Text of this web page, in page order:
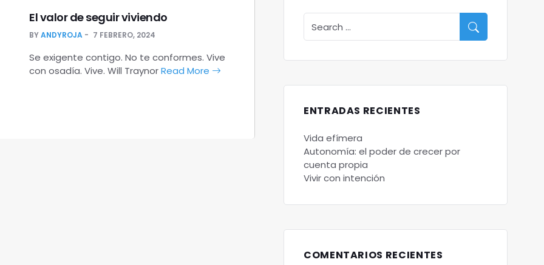
El valor de seguir viviendo
BYANDYROJA 7 FEBRERO, 2024
Se exigente contigo. No te conformes. Vive
con osadía. Vive. Will TraynorRead More
ENTRADAS RECIENTES
Vida efímera
Autonomía: el poder de crecer por
cuenta propia
Vivir con intención
COMENTARIOS RECIENTES